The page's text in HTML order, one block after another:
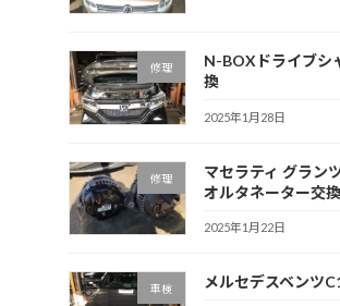
修理
N-BOXドライブシ
換
2025年1月28日
修理
マセラティ グラン
オルタネーター交換
2025年1月22日
車検 メルセデスベンツ